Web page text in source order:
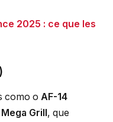
2025 : ce que les
como o AF-14
Grill, que